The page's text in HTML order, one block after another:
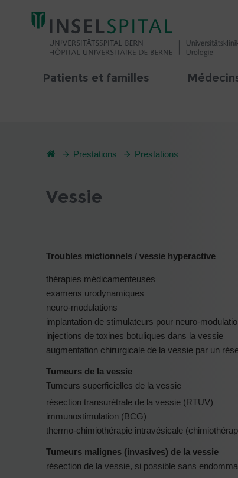
Patients et familles
Prestations Prestations
Vessie
Troubles mictionnels / vessie hyperactive
thérapies médicamenteuses
examens urodynamiques
neuro-modulations
implantation de stimulateurs pour neuro-
injections de toxines botuliques dans la vessie
augmentation chirurgicale de la vessie par un
Tumeurs de la vessie
Tumeurs superficielles de la vessie
résection transurétrale de la vessie (RTUV)
immunostimulation (BCG)
thermo-chimiothérapie intravésicale
Tumeurs malignes (invasives) de la vessie
résection de la vessie, si possible sans